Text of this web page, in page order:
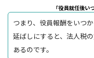
「役員就任後
つまり、役員報酬をいつ
延ばしにすると、法人税
あるのです。